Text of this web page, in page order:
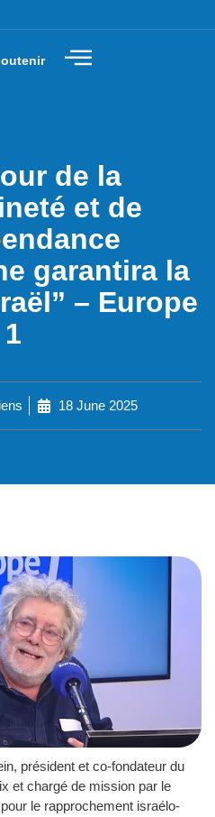
de la
et de
garantira la
– Europe
1
18 June 2025
président et co-fondateur du
et chargé de mission par le
le rapprochement israélo-